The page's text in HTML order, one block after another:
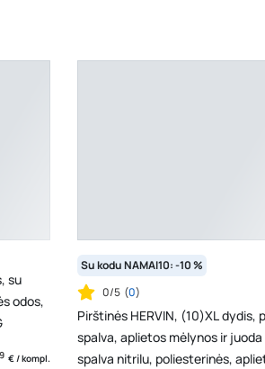
su
odos,
€ / kompl.
Su kodu NAMAI10: -10 %
0/5 (0)
Pirštinės HERVIN, (10)XL dydis,
spalva, aplietos mėlynos ir juoda
spalva nitrilu, poliesterinės,